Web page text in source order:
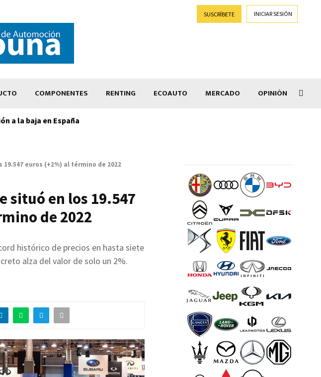
SUSCRÍBETE INICIAR SESIÓN
COMPONENTES RENTING ECOAUTO MERCADO OPINIÓN
a la baja en España
euros (+2%) al término de 2022
situó en los 19.547
de 2022
histórico de precios en hasta siete
alza del valor de solo un 2%.